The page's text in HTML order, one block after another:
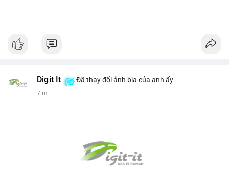
Digit It Đã thay đổi ảnh bìa của anh ấy
7 m